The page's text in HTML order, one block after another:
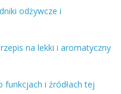
odżywcze i
na lekki i aromatyczny
i źródłach tej